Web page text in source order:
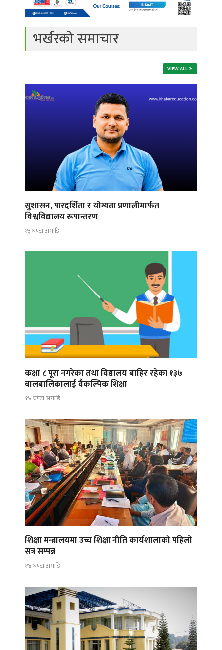
भर्खरको समाचार
VIEW ALL
सुशासन, पारदर्शिता र योग्यता प्रणालीमार्फत
विश्वविद्यालय रूपान्तरण
१३ घण्टा अगाडि
कक्षा ८ पूरा नगरेका तथा विद्यालय बाहिर रहेका १३७
बालबालिकालाई वैकल्पिक शिक्षा
१४ घण्टा अगाडि
शिक्षा मन्त्रालयमा उच्च शिक्षा नीति कार्यशालाको पहिलो
सत्र सम्पन्न
१४ घण्टा अगाडि